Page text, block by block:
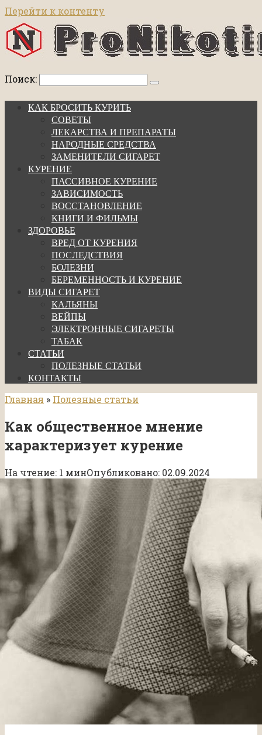
Перейти к контенту
Поиск:
КАК БРОСИТЬ КУРИТЬ
СОВЕТЫ
ЛЕКАРСТВА И ПРЕПАРАТЫ
НАРОДНЫЕ СРЕДСТВА
ЗАМЕНИТЕЛИ СИГАРЕТ
КУРЕНИЕ
ПАССИВНОЕ КУРЕНИЕ
ЗАВИСИМОСТЬ
ВОССТАНОВЛЕНИЕ
КНИГИ И ФИЛЬМЫ
ЗДОРОВЬЕ
ВРЕД ОТ КУРЕНИЯ
ПОСЛЕДСТВИЯ
БОЛЕЗНИ
БЕРЕМЕННОСТЬ И КУРЕНИЕ
ВИДЫ СИГАРЕТ
КАЛЬЯНЫ
ВЕЙПЫ
ЭЛЕКТРОННЫЕ СИГАРЕТЫ
ТАБАК
СТАТЬИ
ПОЛЕЗНЫЕ СТАТЬИ
КОНТАКТЫ
Главная » Полезные статьи
Как общественное мнение
характеризует курение
На чтение: 1 минОпубликовано: 02.09.2024